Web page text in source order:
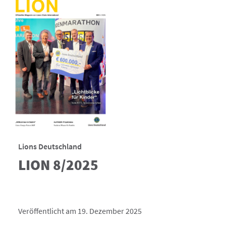
Lions Deutschland
LION 8/2025
Veröffentlicht am 19. Dezember 2025